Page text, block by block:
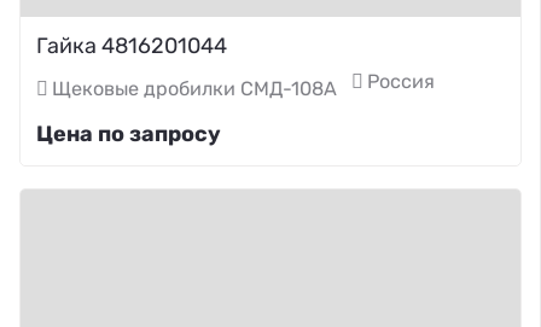
Гайка 4816201044
Щековые дробилки СМД-108А Россия
Цена по запросу